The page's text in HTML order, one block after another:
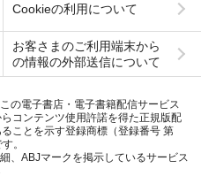
Cookieの利用について
お客さまのご利用端末から
の情報の外部送信について
の電子書店・電子書籍配信サービス
コンテンツ使用許諾を得た正規版配
ことを示す登録商標（登録番号 第
。
、ABJマークを掲示しているサービス